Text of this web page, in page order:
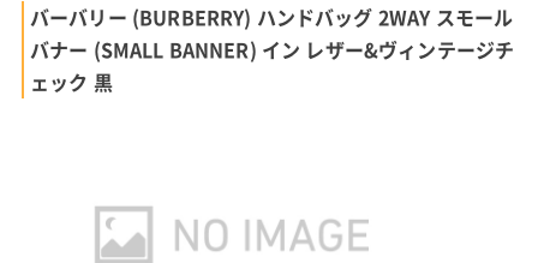
バーバリー (BURBERRY) ハンドバッグ 2WAY スモール
バナー (SMALL BANNER) イン レザー&ヴィンテージチ
ェック 黒